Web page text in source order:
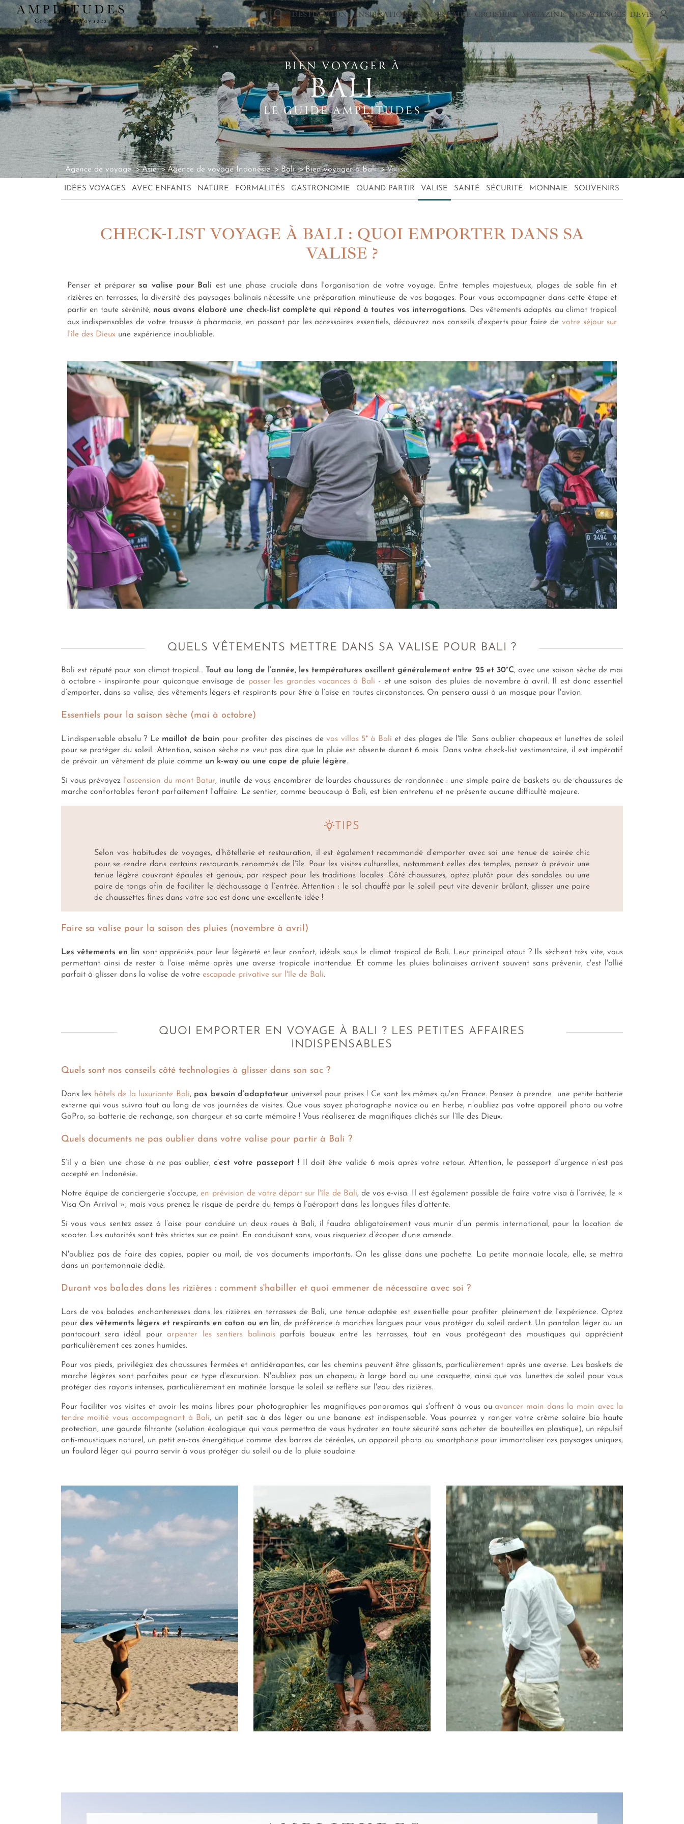
× DESTINATIONS INSPIRATIONS SAVOIR-FAIRE CROISIÈRE MAGAZINE NOS AGENCES DEVIS
BIEN VOYAGER À
BALI
LE GUIDE AMPLITUDES
Agence de voyage Asie Agence de voyage Indonésie Bali Bien voyager à Bali Valise
IDÉES VOYAGES AVEC ENFANTS NATURE FORMALITÉS GASTRONOMIE QUAND PARTIR VALISE SANTÉ SÉCURITÉ MONNAIE SOUVENIRS
CHECK-LIST VOYAGE À BALI : QUOI EMPORTER DANS SA
VALISE ?
Penser et préparer sa valise pour Bali est une phase cruciale dans l'organisation de votre voyage. Entre temples majestueux, plages de sable fin et
rizières en terrasses, la diversité des paysages balinais nécessite une préparation minutieuse de vos bagages. Pour vous accompagner dans cette étape et
partir en toute sérénité, nous avons élaboré une check-list complète qui répond à toutes vos interrogations. Des vêtements adaptés au climat tropical
aux indispensables de votre trousse à pharmacie, en passant par les accessoires essentiels, découvrez nos conseils d'experts pour faire de votre séjour sur
l'île des Dieuxune expérience inoubliable.
QUELS VÊTEMENTS METTRE DANS SA VALISE POUR BALI ?
Bali est réputé pour son climat tropical… Tout au long de l’année, les températures oscillent généralement entre 25 et 30°C, avec une saison sèche de mai
à octobre - inspirante pour quiconque envisage de passer les grandes vacances à Bali - et une saison des pluies de novembre à avril. Il est donc essentiel
d’emporter, dans sa valise, des vêtements légers et respirants pour être à l’aise en toutes circonstances. On pensera aussi à un masque pour l'avion.
Essentiels pour la saison sèche (mai à octobre)
L’indispensable absolu ? Le maillot de bain pour profiter des piscines devos villas 5* à Bali et des plages de l'île. Sans oublier chapeaux et lunettes de soleil
pour se protéger du soleil. Attention, saison sèche ne veut pas dire que la pluie est absente durant 6 mois. Dans votre check-list vestimentaire, il est impératif
de prévoir un vêtement de pluie comme un k-way ou une cape de pluie légère.
Si vous prévoyez l'ascension du mont Batur, inutile de vous encombrer de lourdes chaussures de randonnée : une simple paire de baskets ou de chaussures de
marche confortables feront parfaitement l'affaire. Le sentier, comme beaucoup à Bali, est bien entretenu et ne présente aucune difficulté majeure.
TIPS
Selon vos habitudes de voyages, d’hôtellerie et restauration, il est également recommandé d’emporter avec soi une tenue de soirée chic
pour se rendre dans certains restaurants renommés de l’île.
Pour les visites culturelles, notamment celles des temples, pensez à prévoir une
tenue légère couvrant épaules et genoux, par respect pour les traditions locales. Côté chaussures, optez plutôt pour des sandales ou une
paire de tongs afin de faciliter le déchaussage à l’entrée. Attention : le sol chauffé par le soleil peut vite devenir brûlant, glisser une paire
de chaussettes fines dans votre sac est donc une excellente idée !
Faire sa valise pour la saison des pluies (novembre à avril)
Les vêtements en lin sont appréciés pour leur légèreté et leur confort, idéals sous le climat tropical de Bali. Leur principal atout ? Ils sèchent très vite, vous
permettant ainsi de rester à l'aise même après une averse tropicale inattendue. Et comme les pluies balinaises arrivent souvent sans prévenir, c'est l'allié
parfait à glisser dans la valise de votre escapade privative sur l'île de Bali.
QUOI EMPORTER EN VOYAGE À BALI ? LES PETITES AFFAIRES
INDISPENSABLES
Quels sont nos conseils côté technologies à glisser dans son sac ?
Dans les hôtels de la luxuriante Bali, pas besoin d’adaptateur universel pour prises ! Ce sont les mêmes qu'en France. Pensez à prendre une petite batterie
externe qui vous suivra tout au long de vos journées de visites. Que vous soyez photographe novice ou en herbe, n’oubliez pas votre appareil photo ou votre
GoPro, sa batterie de rechange, son chargeur et sa carte mémoire ! Vous réaliserez de magnifiques clichés sur l’île des Dieux.
Quels documents ne pas oublier dans votre valise pour partir à Bali ?
S’il y a bien une chose à ne pas oublier,c’est votre passeport ! Il doit être valide 6 mois après votre retour. Attention, le passeport d’urgence n’est pas
accepté en Indonésie.
Notre équipe de conciergerie s'occupe,en prévision de votre départ sur l'île de Bali, de vos e-visa. Il est également possible de faire votre visa à l’arrivée, le «
Visa On Arrival », mais vous prenez le risque de perdre du temps à l’aéroport dans les longues files d’attente.
Si vous vous sentez assez à l’aise pour conduire un deux roues à Bali, il faudra obligatoirement vous munir d’un permis international, pour la location de
scooter. Les autorités sont très strictes sur ce point. En conduisant sans, vous risqueriez d’écoper d'une amende.
N'oubliez pas de faire des copies, papier ou mail, de vos documents importants. On les glisse dans une pochette. La petite monnaie locale, elle, se mettra
dans un portemonnaie dédié.
Durant vos balades dans les rizières : comment s'habiller et quoi emmener de nécessaire avec soi ?
Lors de vos balades enchanteresses dans les rizières en terrasses de Bali, une tenue adaptée est essentielle pour profiter pleinement de l'expérience. Optez
pour des vêtements légers et respirants en coton ou en lin, de préférence à manches longues pour vous protéger du soleil ardent. Un pantalon léger ou un
pantacourt sera idéal pourarpenter les sentiers balinaisparfois boueux entre les terrasses, tout en vous protégeant des moustiques qui apprécient
particulièrement ces zones humides.
Pour vos pieds, privilégiez des chaussures fermées et antidérapantes, car les chemins peuvent être glissants, particulièrement après une averse. Les baskets de
marche légères sont parfaites pour ce type d'excursion. N'oubliez pas un chapeau à large bord ou une casquette, ainsi que vos lunettes de soleil pour vous
protéger des rayons intenses, particulièrement en matinée lorsque le soleil se reflète sur l'eau des rizières.
Pour faciliter vos visites et avoir les mains libres pour photographier les magnifiques panoramas qui s'offrent à vous ouavancer main dans la main avec la
tendre moitié vous accompagnant à Bali, un petit sac à dos léger ou une banane est indispensable. Vous pourrez y ranger votre crème solaire bio haute
protection, une gourde filtrante (solution écologique qui vous permettra de vous hydrater en toute sécurité sans acheter de bouteilles en plastique), un répulsif
anti-moustiques naturel, un petit en-cas énergétique comme des barres de céréales, un appareil photo ou smartphone pour immortaliser ces paysages uniques,
un foulard léger qui pourra servir à vous protéger du soleil ou de la pluie soudaine.